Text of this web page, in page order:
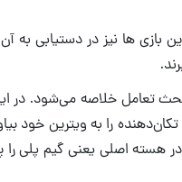
ها نیز در دستیابی به آن
تعامل خلاصه می‌شود. در
را به ویترین خود
هسته اصلی یعنی گیم